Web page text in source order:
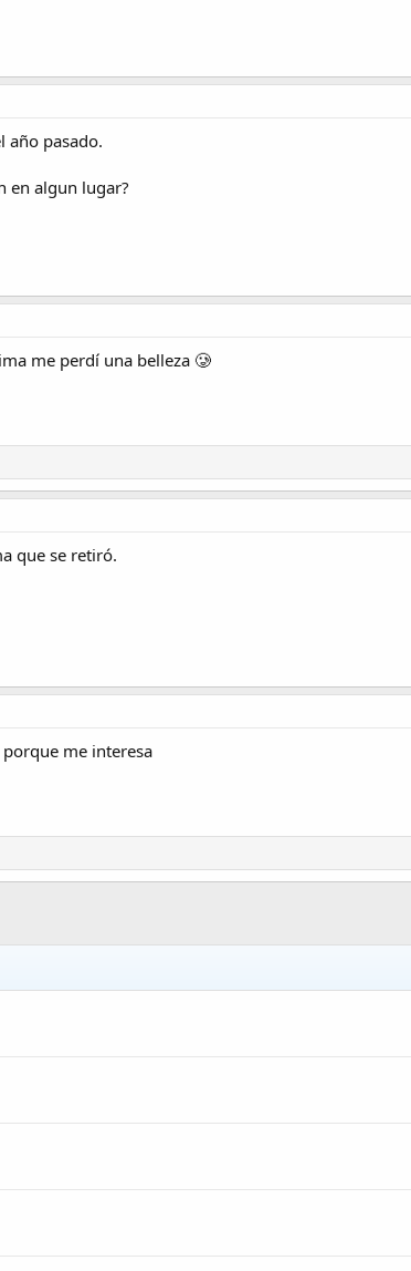
año pasado.
en algun lugar?
me perdí una belleza 🥲
que se retiró.
me interesa